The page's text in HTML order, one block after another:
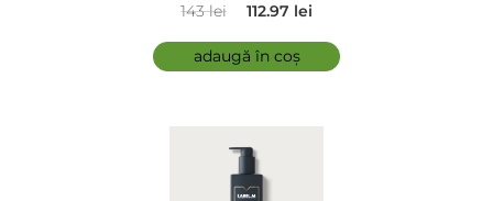
143 lei 112.97 lei
adaugă în coș